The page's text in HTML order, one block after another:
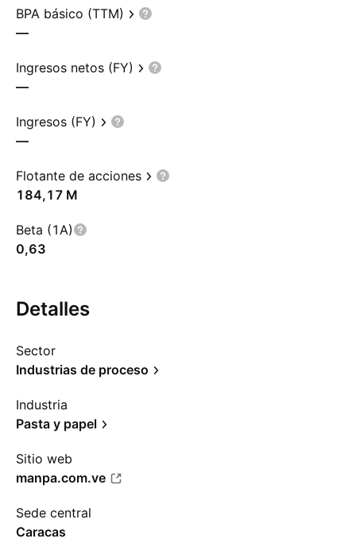
BPA básico (TTM)
—
Ingresos netos (FY)
—
Ingresos (FY)
—
Flotante de acciones
‪184,17 M‬
Beta (1A)
0,63
Detalles
Sector
Industrias de proceso
Industria
Pasta y papel
Sitio web
manpa.com.ve
Sede central
Caracas